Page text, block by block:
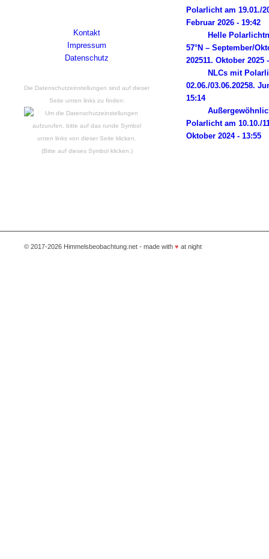
Kontakt
Impressum
Datenschutz
Die Datenschutzeinstellungen sind auf dieser
Seite unten links zu finden:
(Bitte auf dieses Symbol klicken.)
Polarlicht am 19.01./
Februar 2026 - 19:42
Helle
57°N – September/
202511. Oktober 2025
NLCs mit
02.06./03.06.20258.
15:14
Polarlicht am 10.10./
Oktober 2024 - 13:55
© 2017-2026 Himmelsbeobachtung.net - made with ♥ at night